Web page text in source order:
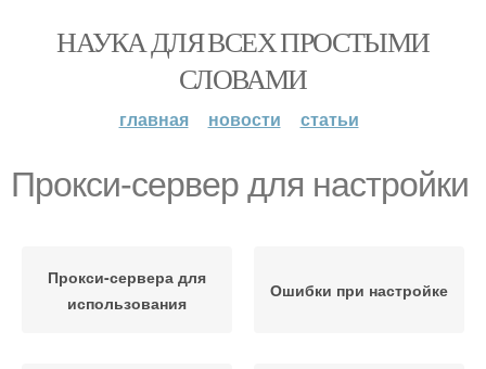
НАУКА ДЛЯ ВСЕХ ПРОСТЫМИ
СЛОВАМИ
главная новости статьи
Прокси-сервер для настройки
Прокси-сервера для
использования
Ошибки при настройке